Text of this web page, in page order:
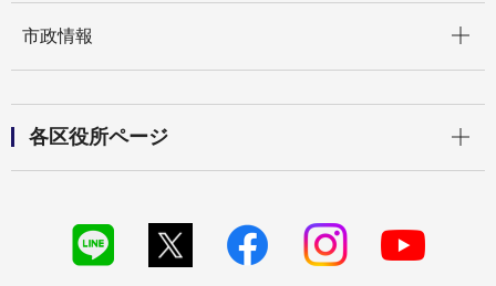
市政情報
各区役所ページ